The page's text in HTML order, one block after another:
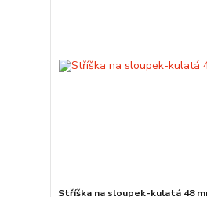
Stříška na sloupek-kulatá 48